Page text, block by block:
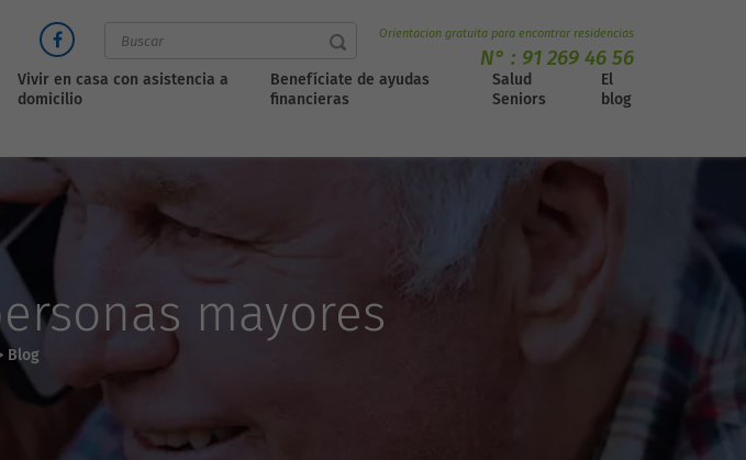
Orientacion gratuita para encontrar residencias
N° : 91 269 46 56
Vivir en casa con asistencia a
domicilio
Benefíciate de ayudas
financieras
Salud
Seniors
El
blog
mayores
Blog